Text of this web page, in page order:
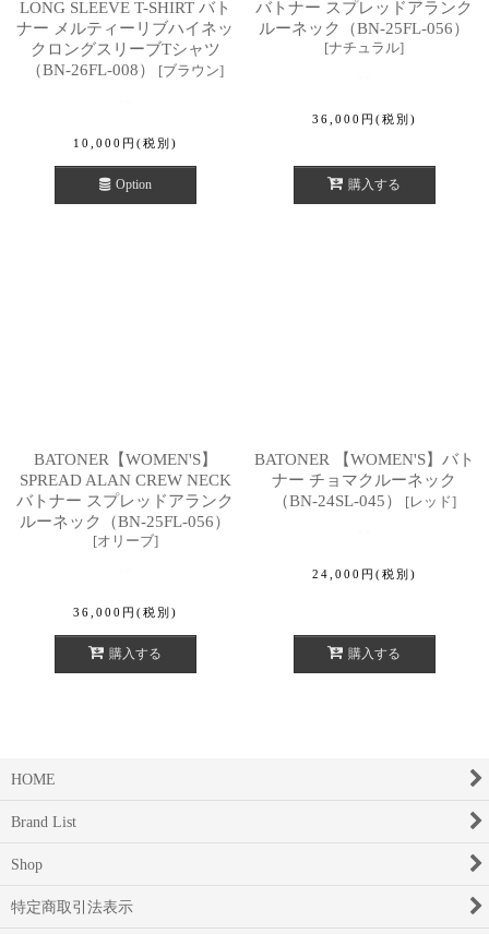
LONG SLEEVE T-SHIRT バト
ナー メルティーリブハイネッ
クロングスリーブTシャツ
（BN-26FL-008）
[ブラウン]
10,000 円 (税別)
Option
バトナー スプレッドアランク
ルーネック（BN-25FL-056）
[ナチュラル]
36,000 円 (税別)
購入する
BATONER【WOMEN'S】
SPREAD ALAN CREW NECK
バトナー スプレッドアランク
ルーネック（BN-25FL-056）
[オリーブ]
36,000 円 (税別)
購入する
BATONER 【WOMEN'S】バト
ナー チョマクルーネック
（BN-24SL-045）
[レッド]
24,000 円 (税別)
購入する
HOME
Brand List
Shop
特定商取引法表示